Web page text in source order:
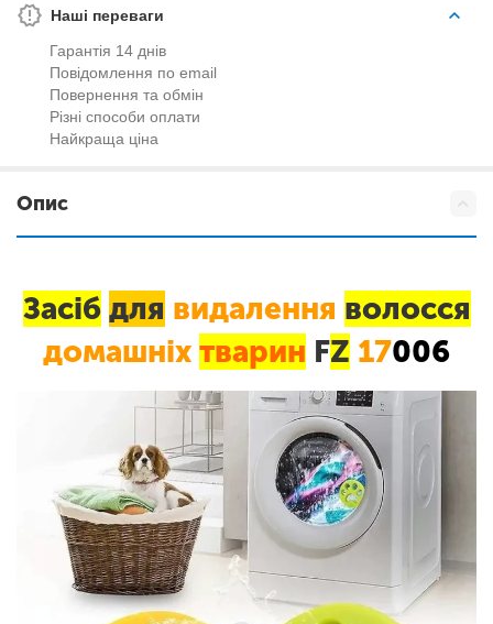
Наші переваги
Гарантія 14 днів
Повідомлення по email
Повернення та обмін
Різні способи оплати
Найкраща ціна
Опис
Засіб для видалення волосся
домашніх тварин FZ 17006